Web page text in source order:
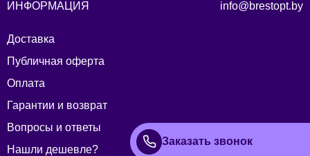
ИНФОРМАЦИЯ
Доставка
Публичная оферта
Оплата
Гарантии и возврат
Вопросы и ответы
Нашли дешевле?
info@brestopt.by
Заказать звонок